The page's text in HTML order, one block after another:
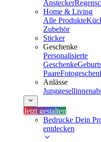
Anstecker
Home & Living
Alle Produkte
Zubehör
Sticker
Geschenke
Personalisierte
Geschenke
Paare
Anlässe
Jetzt gestalten
Bedrucke Dein
entdecken